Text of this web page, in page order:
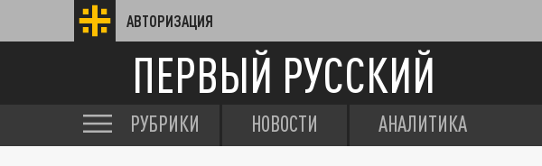
АВТОРИЗАЦИЯ
ПЕРВЫЙ РУССКИЙ
РУБРИКИ НОВОСТИ АНАЛИТИКА